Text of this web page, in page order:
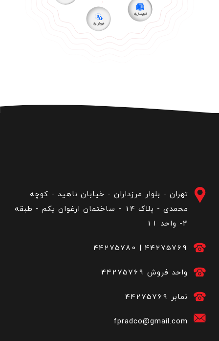
فرم ساز راد
فروش راد
تهران - بلوار مرزداران - خیابان ناهید - کوچه
محمدی - پلاک 14 - ساختمان ارغوان یکم - طبقه
4- واحد 11
44275780 | 44275769
44275769 واحد فروش
44275769 نمابر
fpradco@gmail.com